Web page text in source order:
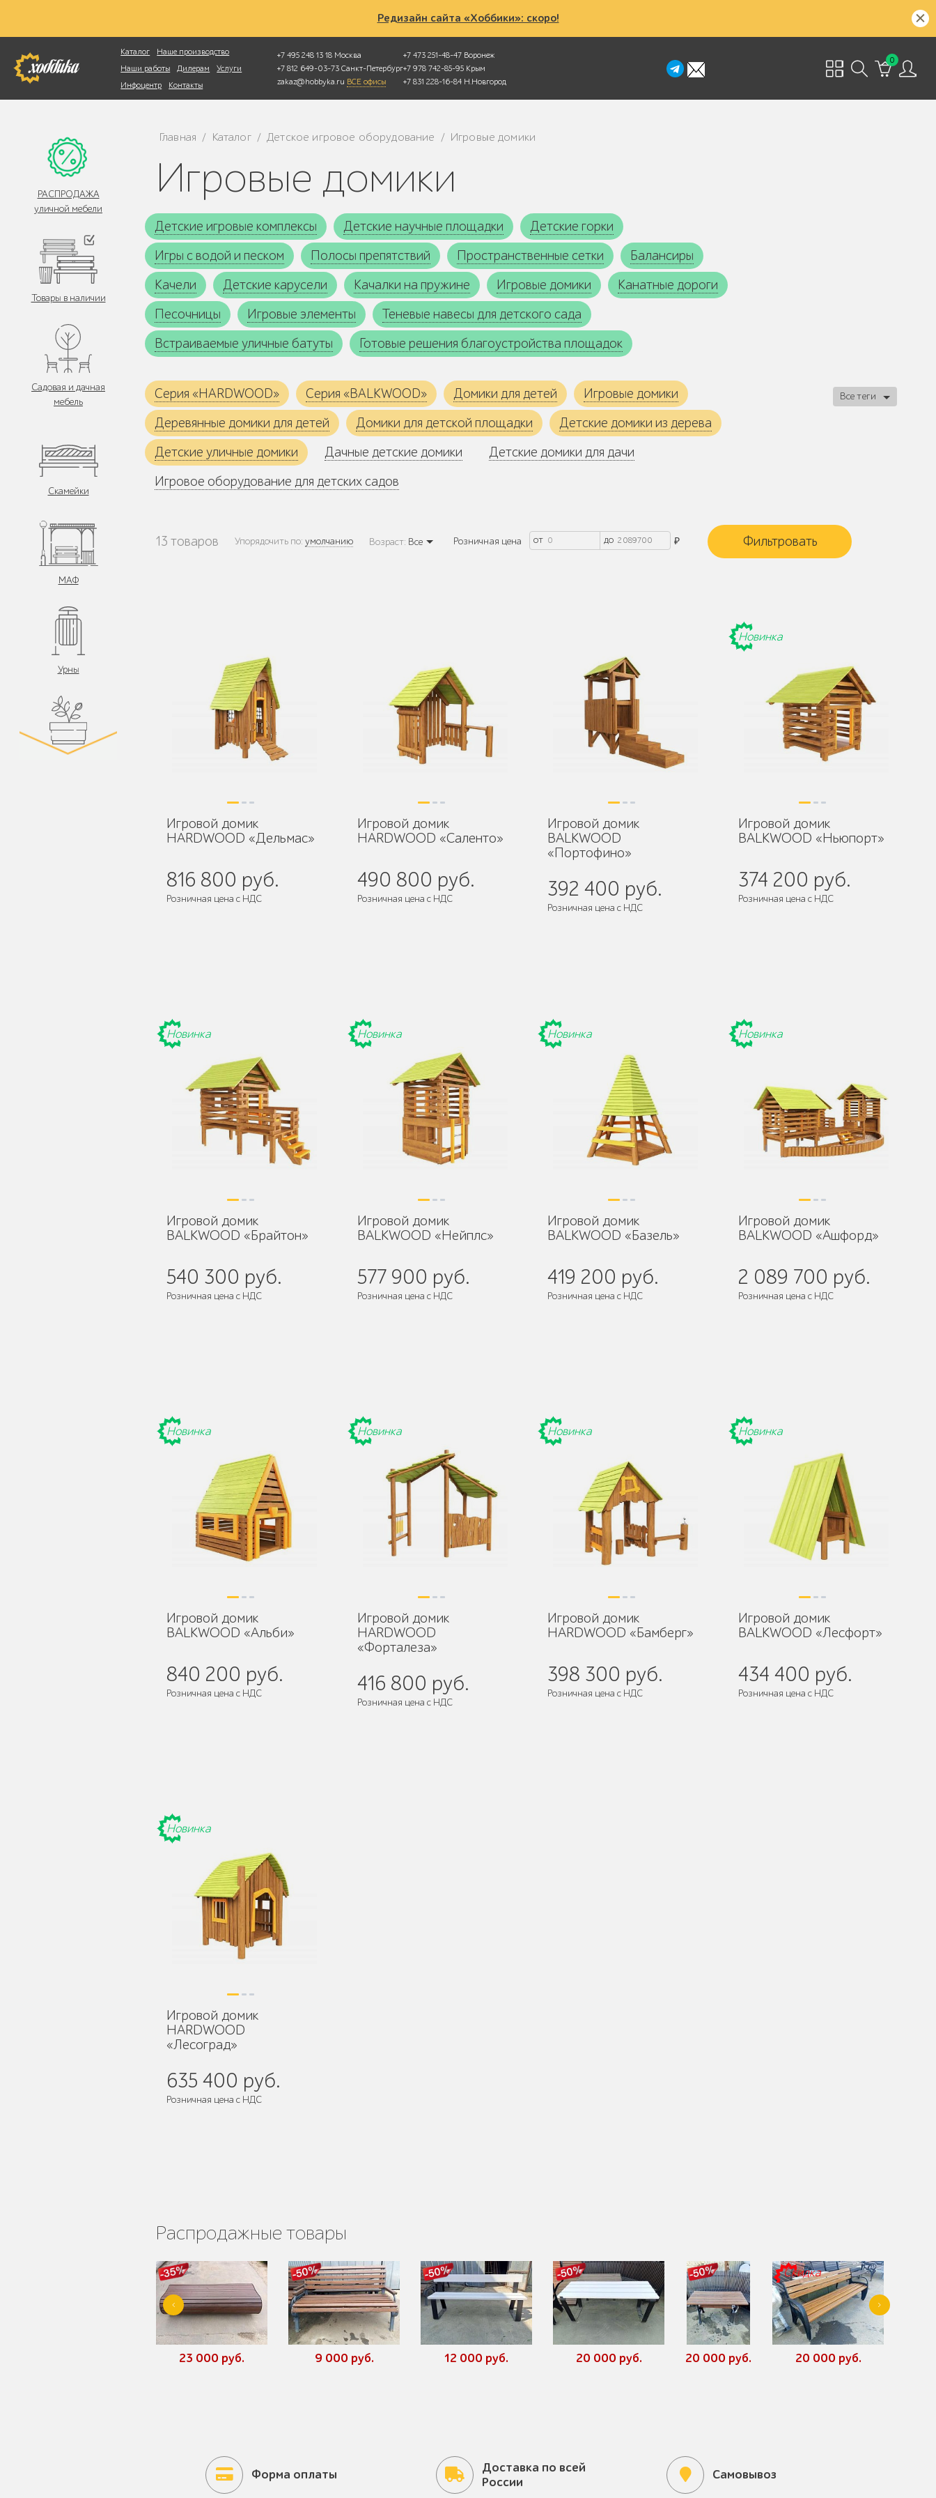
Редизайн сайта «Хоббики»: скоро!
Каталог
Наше производство
Наши работы
Дилерам
Услуги
Инфоцентр
Контакты
+7 495 248 13 18 Москва
+7 812 649-03-73 Санкт-Петербург
zakaz@hobbyka.ru ВСЕ офисы
+7 473 251-48-47 Воронеж
+7 978 742-85-95 Крым
+7 831 228-16-84 Н.Новгород
0
Фотопоиск
РАСПРОДАЖА
уличной мебели
Товары в наличии
Садовая и дачная
мебель
Скамейки
МАФ
Урны
Цветочницы и
Главная / Каталог / Детское игровое оборудование / Игровые домики
Игровые домики
Детские игровые комплексы Детские научные площадки
Детские горки
Игры с водой и песком
Полосы препятствий Пространственные сетки
Балансиры
Качели
Детские карусели Качалки на пружине Игровые домики
Канатные дороги
Песочницы
Игровые элементы
Теневые навесы для детского сада
Встраиваемые уличные батуты
Готовые решения благоустройства площадок
Серия «HARDWOOD» Серия «BALKWOOD» Домики для детей
Игровые домики
Деревянные домики для детей
Домики для детской площадки
Детские домики из дерева
Детские уличные домики
Дачные детские домики
Детские домики для дачи
Игровое оборудование для детских садов
Все теги
13 товаров Упорядочить по: умолчанию Возраст: Все Розничная цена от до ₽
Игровой домик
HARDWOOD «Дельмас»
816 800 руб.
Розничная цена с НДС
Игровой домик
HARDWOOD «Саленто»
490 800 руб.
Розничная цена с НДС
Игровой домик
BALKWOOD
«Портофино»
392 400 руб.
Розничная цена с НДС
Новинка
Игровой домик
BALKWOOD «Ньюпорт»
374 200 руб.
Розничная цена с НДС
Новинка
Игровой домик
BALKWOOD «Брайтон»
540 300 руб.
Розничная цена с НДС
Новинка
Игровой домик
BALKWOOD «Нейплс»
577 900 руб.
Розничная цена с НДС
Новинка
Игровой домик
BALKWOOD «Базель»
419 200 руб.
Розничная цена с НДС
Новинка
Игровой домик
BALKWOOD «Ашфорд»
2 089 700 руб.
Розничная цена с НДС
Новинка
Игровой домик
BALKWOOD «Альби»
840 200 руб.
Розничная цена с НДС
Новинка
Игровой домик
HARDWOOD
«Форталеза»
416 800 руб.
Розничная цена с НДС
Новинка
Игровой домик
HARDWOOD «Бамберг»
398 300 руб.
Розничная цена с НДС
Новинка
Игровой домик
BALKWOOD «Лесфорт»
434 400 руб.
Розничная цена с НДС
Новинка
Игровой домик
HARDWOOD
«Лесоград»
635 400 руб.
Розничная цена с НДС
Распродажные товары
23 000 руб. 9 000 руб. 12 000 руб. 20 000 руб. 20 000 руб.
Скидка
20 000 руб.
Форма оплаты
Доставка по всей
России
Самовывоз